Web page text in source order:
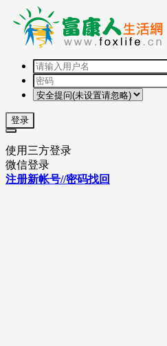
登录
使用三方登录
微信登录
注册新帐号//密码找回